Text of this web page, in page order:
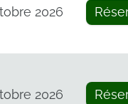
2026
2026